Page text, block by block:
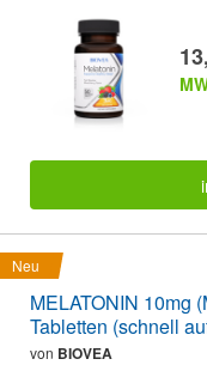
Neu
MELATONIN 10mg
Tabletten (schnell
von BIOVEA